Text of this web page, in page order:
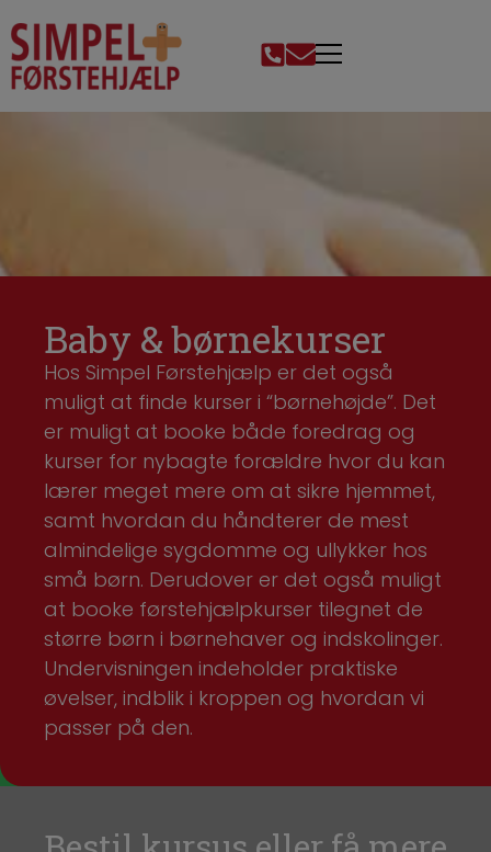
Baby & børnekurser
Hos Simpel Førstehjælp er det også
muligt at finde kurser i “børnehøjde”. Det
er muligt at booke både foredrag og
kurser for nybagte forældre hvor du kan
lærer meget mere om at sikre hjemmet,
samt hvordan du håndterer de mest
almindelige sygdomme og ullykker hos
små børn. Derudover er det også muligt
at booke førstehjælpkurser tilegnet de
større børn i børnehaver og indskolinger.
Undervisningen indeholder praktiske
øvelser, indblik i kroppen og hvordan vi
passer på den.